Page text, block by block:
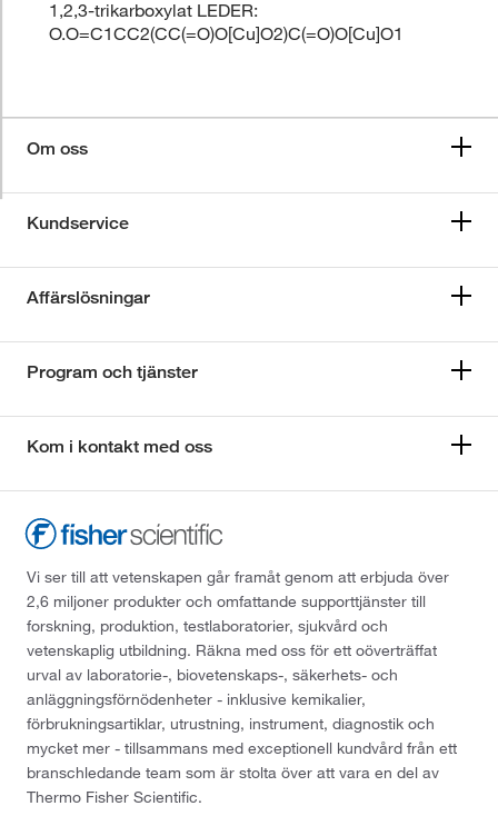
1,2,3-trikarboxylat LEDER:
O.O=C1CC2(CC(=O)O[Cu]O2)C(=O)O[Cu]O1
Om oss
Kundservice
Affärslösningar
Program och tjänster
Kom i kontakt med oss
Vi ser till att vetenskapen går framåt genom att erbjuda över
2,6 miljoner produkter och omfattande supporttjänster till
forskning, produktion, testlaboratorier, sjukvård och
vetenskaplig utbildning. Räkna med oss för ett oöverträffat
urval av laboratorie-, biovetenskaps-, säkerhets- och
anläggningsförnödenheter - inklusive kemikalier,
förbrukningsartiklar, utrustning, instrument, diagnostik och
mycket mer - tillsammans med exceptionell kundvård från ett
branschledande team som är stolta över att vara en del av
Thermo Fisher Scientific.